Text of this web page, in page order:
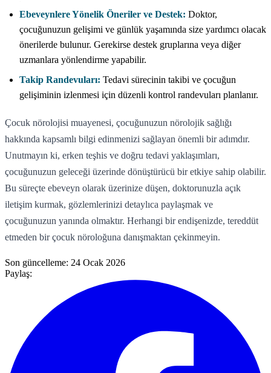
Ebeveynlere Yönelik Öneriler ve Destek: Doktor,
çocuğunuzun gelişimi ve günlük yaşamında size yardımcı olacak
önerilerde bulunur. Gerekirse destek gruplarına veya diğer
uzmanlara yönlendirme yapabilir.
Takip Randevuları: Tedavi sürecinin takibi ve çocuğun
gelişiminin izlenmesi için düzenli kontrol randevuları planlanır.
Çocuk nörolojisi muayenesi, çocuğunuzun nörolojik sağlığı
hakkında kapsamlı bilgi edinmenizi sağlayan önemli bir adımdır.
Unutmayın ki, erken teşhis ve doğru tedavi yaklaşımları,
çocuğunuzun geleceği üzerinde dönüştürücü bir etkiye sahip olabilir.
Bu süreçte ebeveyn olarak üzerinize düşen, doktorunuzla açık
iletişim kurmak, gözlemlerinizi detaylıca paylaşmak ve
çocuğunuzun yanında olmaktır. Herhangi bir endişenizde, tereddüt
etmeden bir çocuk nöroloğuna danışmaktan çekinmeyin.
Son güncelleme: 24 Ocak 2026
Paylaş: